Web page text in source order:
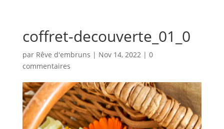
coffret-decouverte_01_0
par Rêve d'embruns | Nov 14, 2022| 0
commentaires